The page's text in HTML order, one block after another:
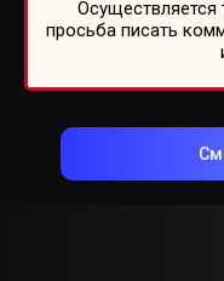
Осуществляется
просьба писать